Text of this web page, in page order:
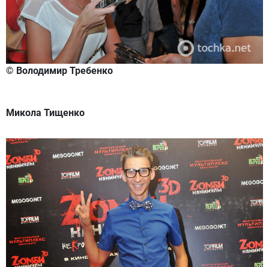
© Володимир Требенко
Микола Тищенко